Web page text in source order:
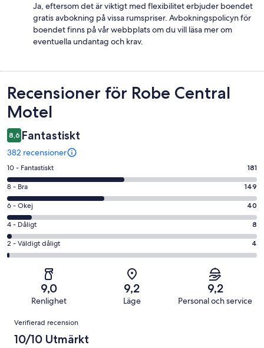
Ja, eftersom det är viktigt med flexibilitet erbjuder boendet
gratis avbokning på vissa rumspriser. Avbokningspolicyn för
boendet finns på vår webbplats om du vill läsa mer om
eventuella undantag och krav.
Recensioner
Recensioner för Robe Central
Motel
8,6 Fantastiskt
382 recensioner
10
-
Fantastiskt
i
betyg.
181
av
382
recensioner
10 - Fantastiskt 181
8
-
Bra
i
betyg.
149
recensioner
8 - Bra 149
6
-
Okej
i
betyg.
recensioner
6 - Okej 40
4
-
Dåligt
recensioner
4 - Dåligt 8
2
-
betyg.
382
2 - Väldigt dåligt 4
9,0
Renlighet
9,2
Läge
9,2
Personal och service
Recensioner
Verifierad recension
10/10 Utmärkt